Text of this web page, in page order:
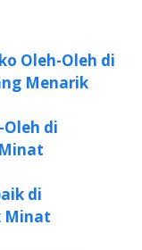
Oleh-Oleh di
Menarik
di
di
Minat